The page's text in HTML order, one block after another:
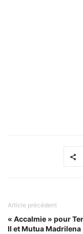
Article précédent
« Accalmie » pour
II et Mutua Madrilena